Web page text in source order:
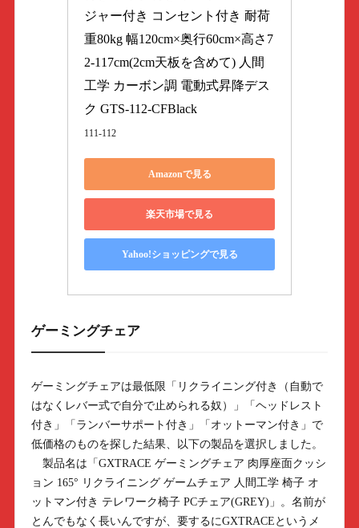
ジャー付き コンセント付き 耐荷
重80kg 幅120cm×奥行60cm×高さ7
2-117cm(2cm天板を含めて) 人間
工学 カーボン調 電動式昇降デス
ク GTS-112-CFBlack
111-112
Amazonで見る
楽天市場で見る
Yahoo!ショッピングで見る
ゲーミングチェア
ゲーミングチェアは最低限「リクライニング付き（自動で
はなくレバー式で自分で止められる奴）」「ヘッドレスト
付き」「ランバーサポート付き」「オットーマン付き」で
低価格のものを探した結果、以下の製品を選択しました。
製品名は「GXTRACE ゲーミングチェア 肉厚座面クッシ
ョン 165° リクライニング ゲームチェア 人間工学 椅子 オ
ットマン付き テレワーク椅子 PCチェア(GREY)」。名前が
とんでもなく長いんですが、要するにGXTRACEというメ